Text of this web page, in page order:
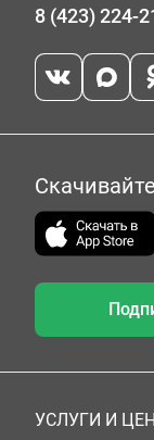
8 (423) 224-
УСЛУГИ И